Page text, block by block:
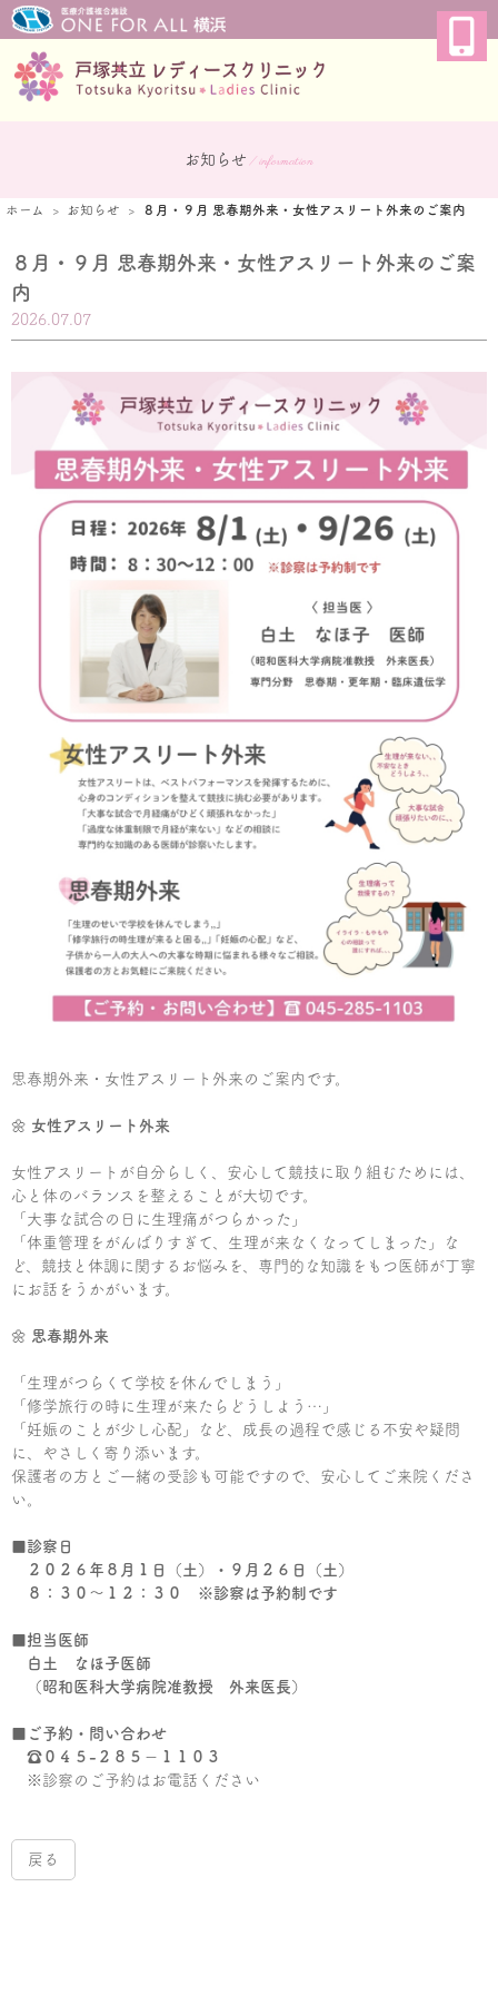
お知らせ / information
ホーム お知らせ ８月・９月 思春期外来・女性アスリート外来のご案内
８月・９月 思春期外来・女性アスリート外来のご案
内
2026.07.07
思春期外来・女性アスリート外来のご案内です。
🌼 女性アスリート外来
女性アスリートが自分らしく、安心して競技に取り組むためには、
心と体のバランスを整えることが大切です。
「大事な試合の日に生理痛がつらかった」
「体重管理をがんばりすぎて、生理が来なくなってしまった」な
ど、競技と体調に関するお悩みを、専門的な知識をもつ医師が丁寧
にお話をうかがいます。
🌼 思春期外来
「生理がつらくて学校を休んでしまう」
「修学旅行の時に生理が来たらどうしよう…」
「妊娠のことが少し心配」など、成長の過程で感じる不安や疑問
に、やさしく寄り添います。
保護者の方とご一緒の受診も可能ですので、安心してご来院くださ
い。
診察日
２０２６年８月１日（土）・９月２６日（土）
８：３０～１２：３０ ※診察は予約制です
担当医師
白土 なほ子医師
（昭和医科大学病院准教授 外来医長）
ご予約・問い合わせ
☎０４５-２８５－１１０３
※診察のご予約はお電話ください
戻る